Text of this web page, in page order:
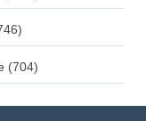
(704)